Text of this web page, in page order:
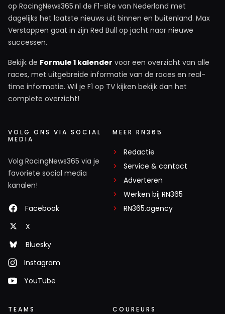
op RacingNews365.nl de F1-site van Nederland met
dagelijks het laatste nieuws uit binnen en buitenland. Max
Verstappen gaat in zijn Red Bull op jacht naar nieuwe
successen.
Bekijk de Formule 1 kalender voor een overzicht van alle
races, met uitgebreide informatie van de races en real-
time informatie. Wil je F1 op TV kijken bekijk dan het
complete overzicht!
VOLG ONS VIA SOCIAL
MEDIA
Volg RacingNews365 via je
favoriete social media
kanalen!
Facebook
X
Bluesky
Instagram
YouTube
MEER RN365
Redactie
Service & contact
Adverteren
Werken bij RN365
RN365.agency
TEAMS COUREURS